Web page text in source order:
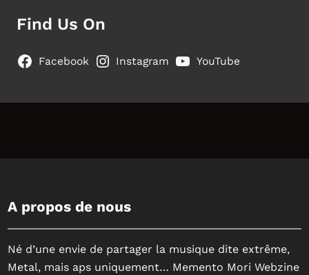
Find Us On
Facebook Instagram YouTube
A propos de nous
Né d’une envie de partager la musique dite extrême,
Metal, mais aps uniquement… Memento Mori Webzine